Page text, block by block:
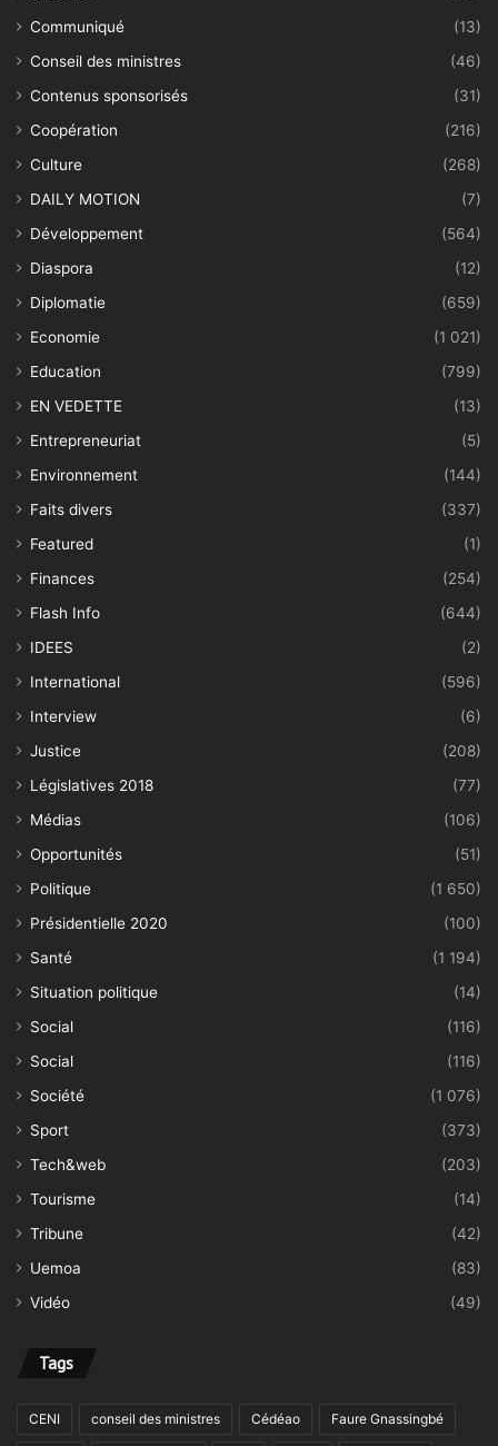
Communiqué
(13)
Conseil des ministres
(46)
Contenus sponsorisés
(31)
Coopération
(216)
Culture
(268)
DAILY MOTION
(7)
Développement
(564)
Diaspora
(12)
Diplomatie
(659)
Economie
(1 021)
Education
(799)
EN VEDETTE
(13)
Entrepreneuriat
(5)
Environnement
(144)
Faits divers
(337)
Featured
(1)
Finances
(254)
Flash Info
(644)
IDEES
(2)
International
(596)
Interview
(6)
Justice
(208)
Législatives 2018
(77)
Médias
(106)
Opportunités
(51)
Politique
(1 650)
Présidentielle 2020
(100)
Santé
(1 194)
Situation politique
(14)
Social
(116)
Social
(116)
Société
(1 076)
Sport
(373)
Tech&web
(203)
Tourisme
(14)
Tribune
(42)
Uemoa
(83)
Vidéo
(49)
Tags
CENI conseil des ministres Cédéao Faure Gnassingbé